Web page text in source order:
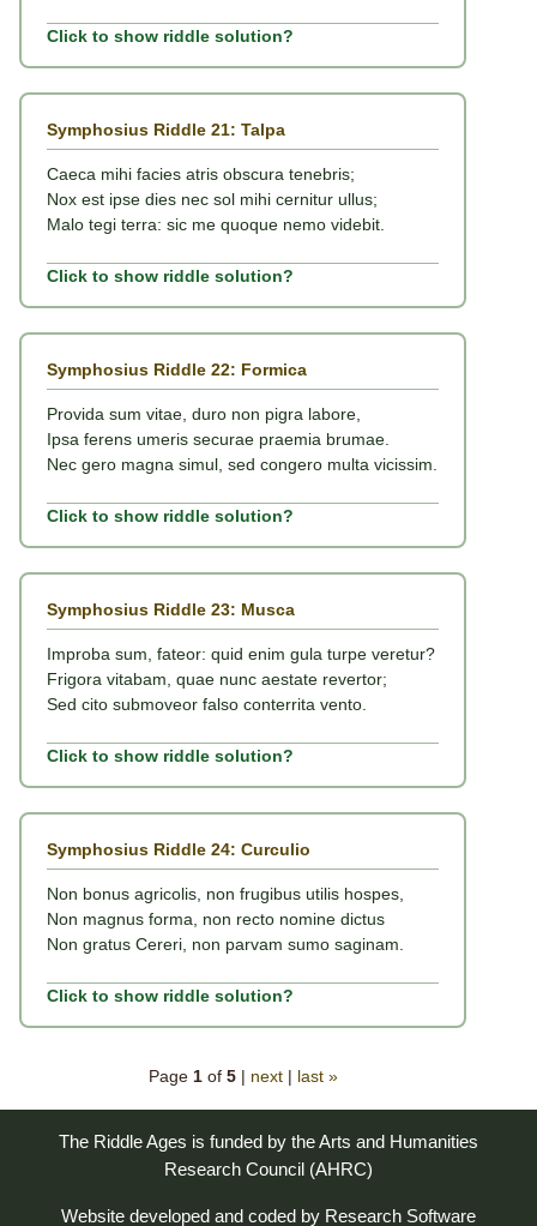
Click to show riddle solution?
Symphosius Riddle 21: Talpa
Caeca mihi facies atris obscura tenebris;
Nox est ipse dies nec sol mihi cernitur ullus;
Malo tegi terra: sic me quoque nemo videbit.
Click to show riddle solution?
Symphosius Riddle 22: Formica
Provida sum vitae, duro non pigra labore,
Ipsa ferens umeris securae praemia brumae.
Nec gero magna simul, sed congero multa vicissim.
Click to show riddle solution?
Symphosius Riddle 23: Musca
Improba sum, fateor: quid enim gula turpe veretur?
Frigora vitabam, quae nunc aestate revertor;
Sed cito submoveor falso conterrita vento.
Click to show riddle solution?
Symphosius Riddle 24: Curculio
Non bonus agricolis, non frugibus utilis hospes,
Non magnus forma, non recto nomine dictus
Non gratus Cereri, non parvam sumo saginam.
Click to show riddle solution?
Page 1of 5 | next| last »
The Riddle Ages is funded by the Arts and Humanities
Research Council (AHRC)
Website developed and coded by Research Software